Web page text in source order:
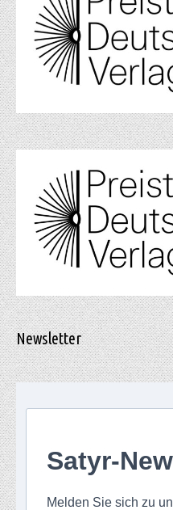
Newsletter
Satyr-
Melden Sie sich zu